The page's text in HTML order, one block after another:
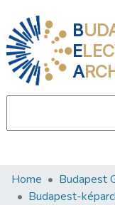
B
E
A
Communities &
Home Budapest
Budapest-